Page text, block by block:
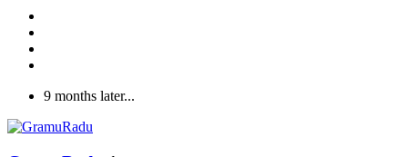
9 months later...